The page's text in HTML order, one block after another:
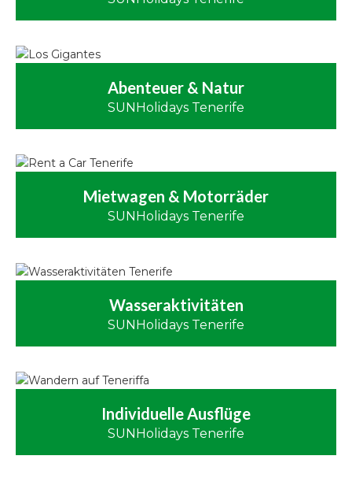
Abenteuer & Natur
SUNHolidays Tenerife
Mietwagen & Motorräder
SUNHolidays Tenerife
Wasseraktivitäten
SUNHolidays Tenerife
Individuelle Ausflüge
SUNHolidays Tenerife